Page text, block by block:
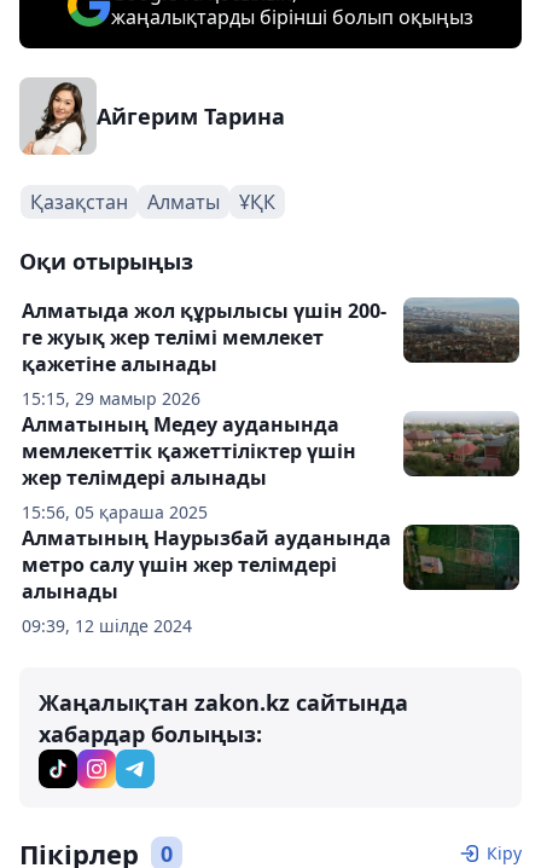
жаңалықтарды бірінші болып оқыңыз
Айгерим Тарина
Қазақстан Алматы ҰҚК
Оқи отырыңыз
15:15, 29 мамыр 2026
Алматыда жол құрылысы үшін 200-
ге жуық жер телімі мемлекет
қажетіне алынады
15:56, 05 қараша 2025
Алматының Медеу ауданында
мемлекеттік қажеттіліктер үшін
жер телімдері алынады
09:39, 12 шілде 2024
Алматының Наурызбай ауданында
метро салу үшін жер телімдері
алынады
Жаңалықтан zakon.kz сайтында
хабардар болыңыз:
Пікірлер 0 Кіру